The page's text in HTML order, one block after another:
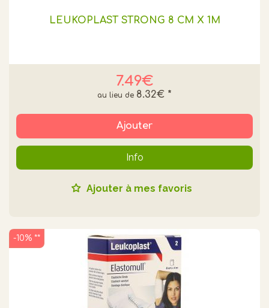
LEUKOPLAST STRONG 8 CM X 1M
7.49€
8.32€ *
Ajouter
Info
Ajouter à mes favoris
-10% **